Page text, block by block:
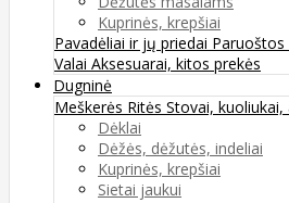
Kuprinės, krepšiai
Pavadėliai ir jų priedai
Valai Aksesuarai, kitos prekės
Dugninė
Meškerės Ritės Stovai,
Dėklai
Dėžės, dėžutės, indeliai
Kuprinės, krepšiai
Sietai jaukui